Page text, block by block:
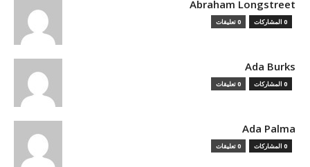
Abraham Longstreet
0 المشاركات 0 تعليقات
Ada Burks
0 المشاركات 0 تعليقات
Ada Palma
0 المشاركات 0 تعليقات